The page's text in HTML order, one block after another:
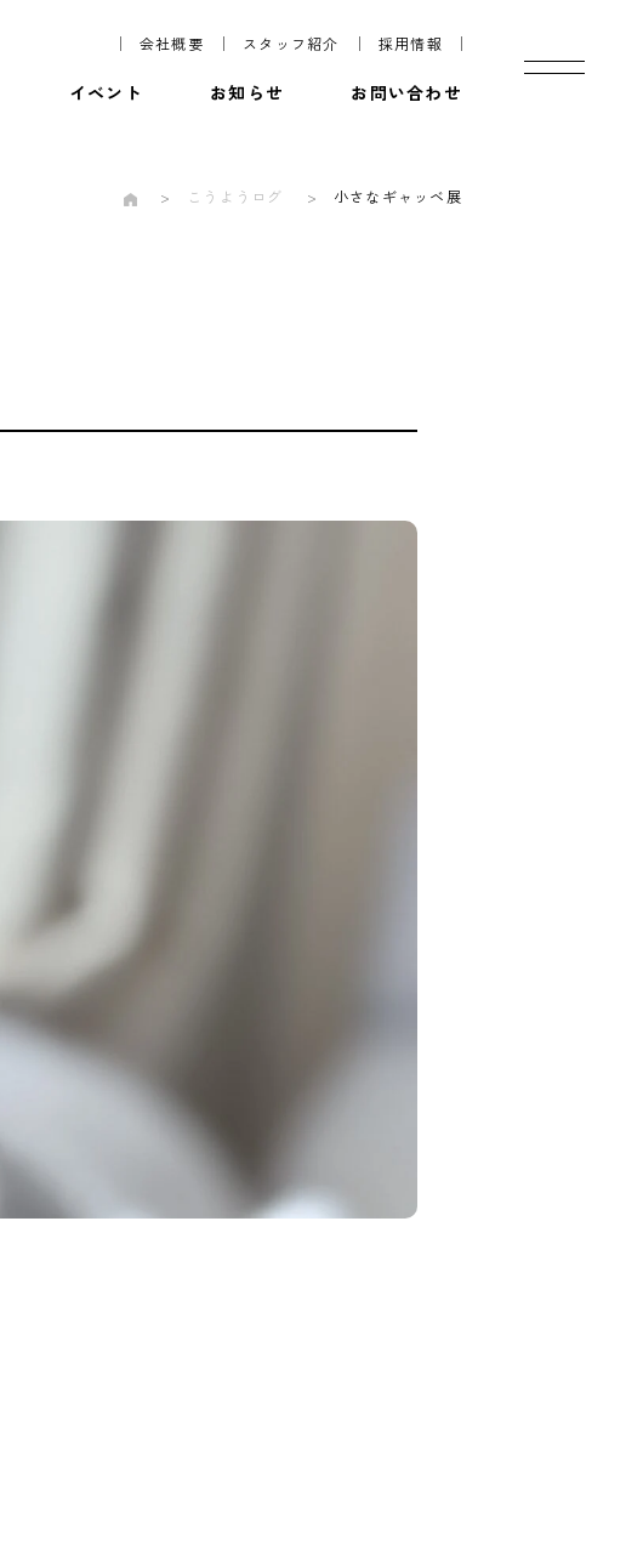
会社概要 スタッフ紹介 採用情報
イベント お知らせ お問い合わせ
こうようログ 小さなギャッベ展